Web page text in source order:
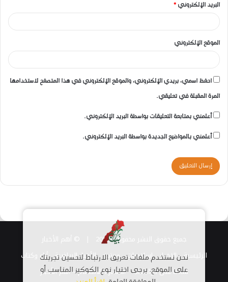
البريد الإلكتروني *
الموقع الإلكتروني
احفظ اسمي، بريدي الإلكتروني، والموقع الإلكتروني في هذا المتصفح لاستخدامها
المرة المقبلة في تعليقي.
أعلمني بمتابعة التعليقات بواسطة البريد الإلكتروني.
أعلمني بالمواضيع الجديدة بواسطة البريد الإلكتروني.
جميع حقوق النشر محفوظة 2026 |
الرئيسية
الاخبار اسلاميات مجتمع الأخبار الرياضية أراء وكتاب
قناتنا على الواتساب استمارة الانضمام – أهم الأخبار
نحن نستخدم ملفات تعريف الارتباط لتحسين تجربتك
على الموقع. يرجى اختيار نوع الكوكيز المناسب أو